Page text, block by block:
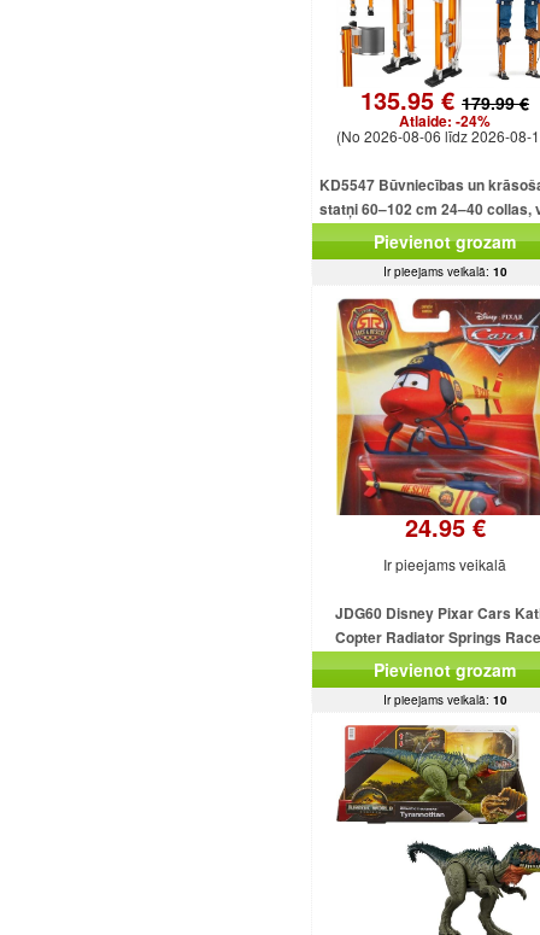
135.95 € 179.99 €
Atlaide: -24%
(No 2026-08-06 līdz 2026-08-
KD5547 Būvniecības un
statņi 60–102 cm 24–40 collas,
alumīnija
Pievienot grozam
Ir pieejams veikalā: 10
24.95 €
Ir pieejams veikalā
JDG60 Disney Pixar Cars
Copter Radiator Springs
Rescue MATTEL
Pievienot grozam
Ir pieejams veikalā: 10